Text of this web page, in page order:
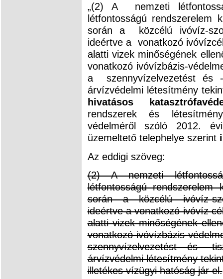
„(2) A nemzeti
létfontosságú rendszerelem
során a közcélú ivóvíz-
ideértve a vonatkozó
alatti vizek minőségének
vonatkozó ivóvízbázis-
a szennyvízelvezetést és
árvízvédelmi létesítmény
hivatásos
rendszerek és
védelméről szóló 2012.
üzemeltető telephelye szerint
Az eddigi szöveg:
(2) A nemzeti
létfontosságú rendszerelem
során a közcélú ivóvíz-
ideértve a vonatkozó ivóvíz
alatti vizek minőségének
vonatkozó ivóvízbázis-
szennyvízelvezetést és -
árvízvédelmi létesítmény
illetékes vízügyi hatóság jár el.